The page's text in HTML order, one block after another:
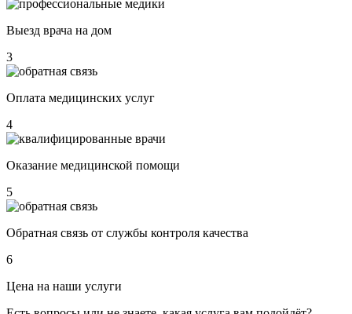
Выезд врача на дом
3
Оплата медицинских услуг
4
Оказание медицинской помощи
5
Обратная связь от службы контроля качества
6
Цена на наши услуги